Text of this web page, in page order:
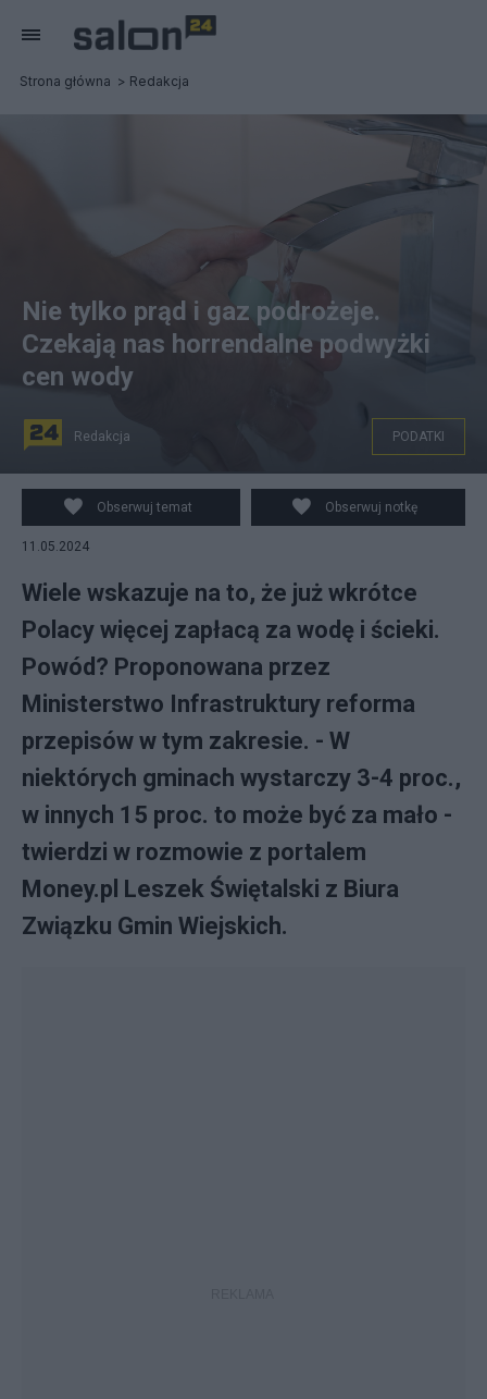
Strona główna Redakcja
Fot. Pixabay.com
Nie tylko prąd i gaz podrożeje.
Czekają nas horrendalne podwyżki
cen wody
Redakcja PODATKI
Obserwuj temat Obserwuj notkę
11.05.2024
Wiele wskazuje na to, że już wkrótce
Polacy więcej zapłacą za wodę i ścieki.
Powód? Proponowana przez
Ministerstwo Infrastruktury reforma
przepisów w tym zakresie. - W
niektórych gminach wystarczy 3-4 proc.,
w innych 15 proc. to może być za mało -
twierdzi w rozmowie z portalem
Money.pl Leszek Świętalski z Biura
Związku Gmin Wiejskich.